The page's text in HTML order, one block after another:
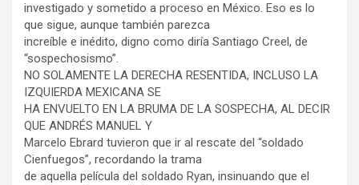
investigado y sometido a proceso en México. Eso es lo
que sigue, aunque también parezca
increíble e inédito, digno como diría Santiago Creel, de
“sospechosismo”.
NO SOLAMENTE LA DERECHA RESENTIDA, INCLUSO LA
IZQUIERDA MEXICANA SE
HA ENVUELTO EN LA BRUMA DE LA SOSPECHA, AL DECIR
QUE ANDRÉS MANUEL Y
Marcelo Ebrard tuvieron que ir al rescate del “soldado
Cienfuegos”, recordando la trama
de aquella película del soldado Ryan, insinuando que el